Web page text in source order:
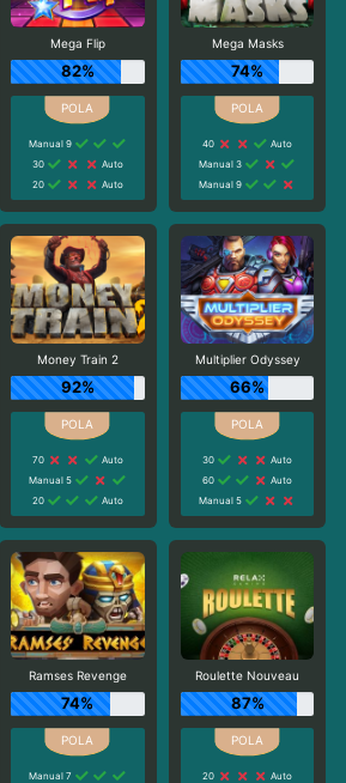
Mega Flip
82%
Manual 9
30
Auto
20
Auto
Mega Masks
74%
40
Auto
Manual 3
Manual 9
Money Train 2
92%
70
Auto
Manual 5
20
Auto
Multiplier Odyssey
66%
30
Auto
60
Auto
Manual 5
Ramses Revenge
74%
Manual 7
Roulette Nouveau
87%
20
Auto